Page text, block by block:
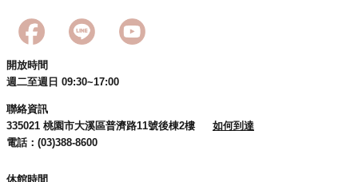
開放時間
週二至週日 09:30~17:00
聯絡資訊
335021 桃園市大溪區普濟路11號後棟2樓
如何到達
電話：(03)388-8600
休館時間